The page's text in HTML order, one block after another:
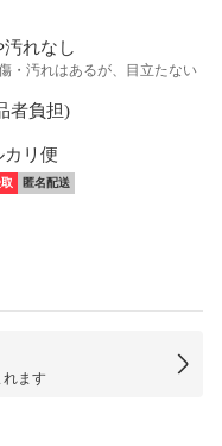
汚れなし
・汚れはあるが、目立たない
者負担)
カリ便
匿名配送
れます